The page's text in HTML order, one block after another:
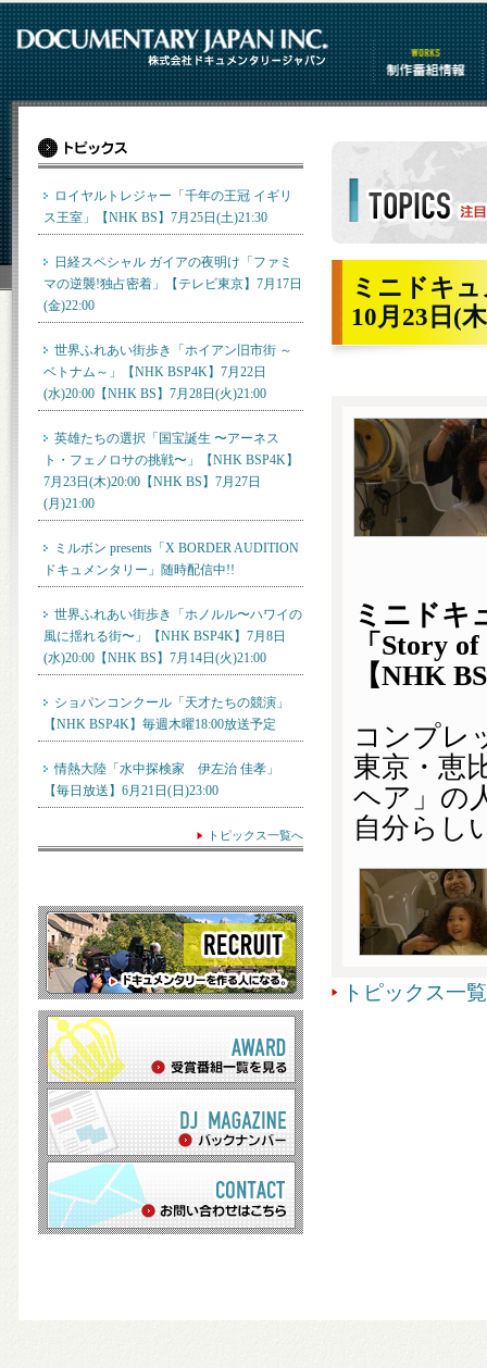
制作番組情報
ミニドキ
10月23日(
ミニドキ
「Story
【NHK
コンプレ
東京・恵
ヘア」の
自分らし
トピックス一
ロイヤルトレジャー「千年の王冠 イギリ
ス王室」【NHK BS】7月25日(土)21:30
日経スペシャル ガイアの夜明け「ファミ
マの逆襲!独占密着」【テレビ東京】7月17日
(金)22:00
世界ふれあい街歩き「ホイアン旧市街 ～
ベトナム～」【NHK BSP4K】7月22日
(水)20:00【NHK BS】7月28日(火)21:00
英雄たちの選択「国宝誕生 〜アーネス
ト・フェノロサの挑戦〜」【NHK BSP4K】
7月23日(木)20:00【NHK BS】7月27日
(月)21:00
ミルボン presents「X BORDER AUDITION
ドキュメンタリー」随時配信中!!
世界ふれあい街歩き「ホノルル〜ハワイの
風に揺れる街〜」【NHK BSP4K】7月8日
(水)20:00【NHK BS】7月14日(火)21:00
ショパンコンクール「天才たちの競演」
【NHK BSP4K】毎週木曜18:00放送予定
情熱大陸「水中探検家 伊左治 佳孝」
【毎日放送】6月21日(日)23:00
トピックス一覧へ